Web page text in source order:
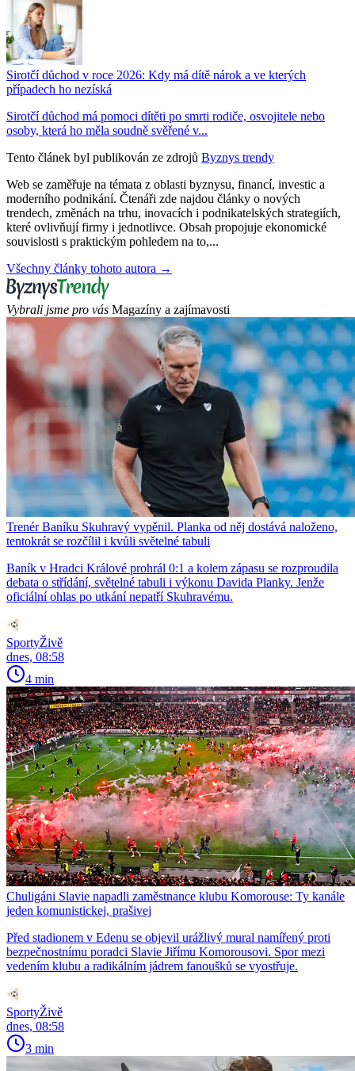
Sirotčí důchod v roce 2026: Kdy má dítě nárok a ve kterých
případech ho nezíská
Sirotčí důchod má pomoci dítěti po smrti rodiče, osvojitele nebo
osoby, která ho měla soudně svěřené v...
Tento článek byl publikován ze zdrojů Byznys trendy
Web se zaměřuje na témata z oblasti byznysu, financí, investic a
moderního podnikání. Čtenáři zde najdou články o nových
trendech, změnách na trhu, inovacích i podnikatelských strategiích,
které ovlivňují firmy i jednotlivce. Obsah propojuje ekonomické
souvislosti s praktickým pohledem na to,...
Všechny články tohoto autora →
Vybrali jsme pro vás Magazíny a zajímavosti
Trenér Baníku Skuhravý vypěnil. Planka od něj dostává naloženo,
tentokrát se rozčílil i kvůli světelné tabuli
Baník v Hradci Králové prohrál 0:1 a kolem zápasu se rozproudila
debata o střídání, světelné tabuli i výkonu Davida Planky. Jenže
oficiální ohlas po utkání nepatří Skuhravému.
SportyŽivě
dnes, 08:58
4 min
Chuligáni Slavie napadli zaměstnance klubu Komorouse: Ty kanále
jeden komunistickej, prašivej
Před stadionem v Edenu se objevil urážlivý mural namířený proti
bezpečnostnímu poradci Slavie Jiřímu Komorousovi. Spor mezi
vedením klubu a radikálním jádrem fanoušků se vyostřuje.
SportyŽivě
dnes, 08:58
3 min